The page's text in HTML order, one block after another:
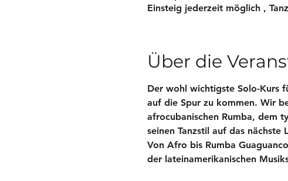
Einsteig jederzeit möglich ,
Über die
Der wohl wichtigste Solo-Kurs
auf die Spur zu kommen. Wir
afrocubanischen Rumba, dem
seinen Tanzstil auf das nächste
Von Afro bis Rumba
der lateinamerikanischen